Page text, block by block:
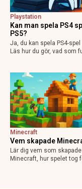
Kan man spela PS4
PS5?
Playstation
Ja, du kan spela PS4-spel
Läs hur du gör, vad som
Vem skapade
Minecraft
Lär dig vem som skapade
Minecraft, hur spelet tog